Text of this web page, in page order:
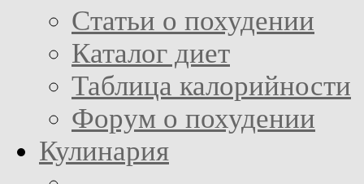
Статьи о похудении
Каталог диет
Таблица калорийности
Форум о похудении
Кулинария